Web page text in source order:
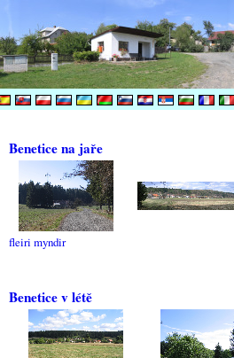
Benetice na jaře
fleiri myndir
Benetice v létě